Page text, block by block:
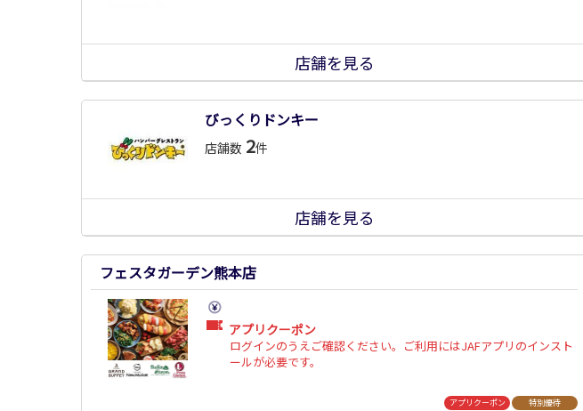
店舗を見る
びっくりドンキー
店舗数 2件
店舗を見る
フェスタガーデン熊本店
アプリクーポン
ログインのうえご確認ください。ご利用にはJAFアプリのインスト
ールが必要です。
アプリクーポン 特別優待